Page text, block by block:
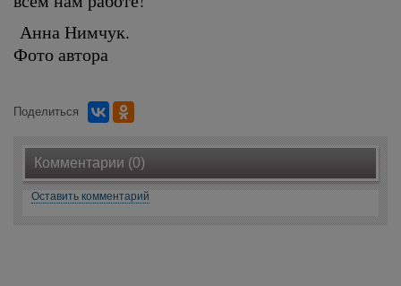
Анна Нимчук.
Фото автора
Поделиться
Комментарии (0)
Оставить комментарий